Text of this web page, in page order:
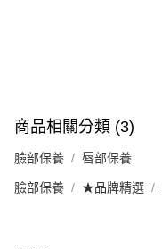
商品相關分類 (3)
臉部保養 唇部保養
臉部保養 ★品牌精選